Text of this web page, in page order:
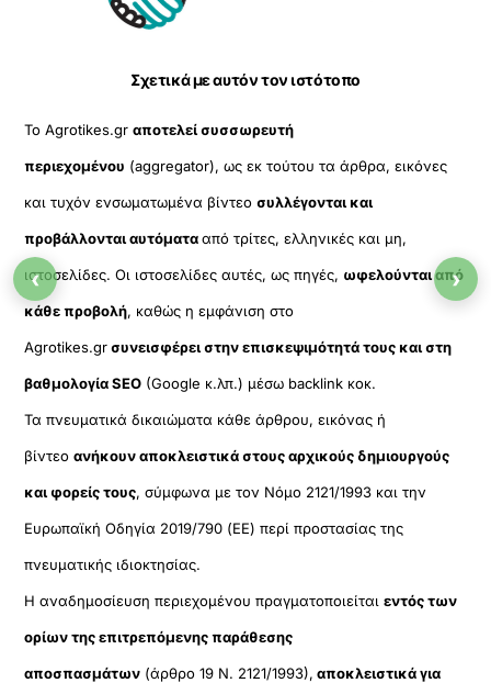
Σχετικά με αυτόν τον ιστότοπο
Το Agrotikes.grαποτελεί συσσωρευτή
περιεχομένου (aggregator), ως εκ τούτου τα άρθρα, εικόνες
και τυχόν ενσωματωμένα βίντεοσυλλέγονται και
προβάλλονται αυτόματααπό τρίτες, ελληνικές και μη,
ιστοσελίδες. Οι ιστοσελίδες αυτές, ως πηγές, ωφελούνται από
κάθε προβολή, καθώς η εμφάνιση στο
Agrotikes.grσυνεισφέρει στην επισκεψιμότητά τους και στη
βαθμολογία SEO (Google κ.λπ.) μέσω backlink κοκ.
Τα πνευματικά δικαιώματα κάθε άρθρου, εικόνας ή
βίντεοανήκουν αποκλειστικά στους αρχικούς δημιουργούς
και φορείς τους, σύμφωνα με τον Νόμο 2121/1993 και την
Ευρωπαϊκή Οδηγία 2019/790 (ΕΕ) περί προστασίας της
πνευματικής ιδιοκτησίας.
Η αναδημοσίευση περιεχομένου πραγματοποιείταιεντός των
ορίων της επιτρεπόμενης παράθεσης
αποσπασμάτων (άρθρο 19 Ν. 2121/1993), αποκλειστικά για
‹ ›